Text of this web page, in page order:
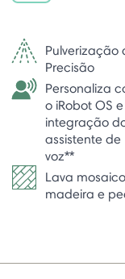
Pulverização
Precisão
Personaliza
o iRobot OS
integração
assistente de
voz**
Lava
madeira e